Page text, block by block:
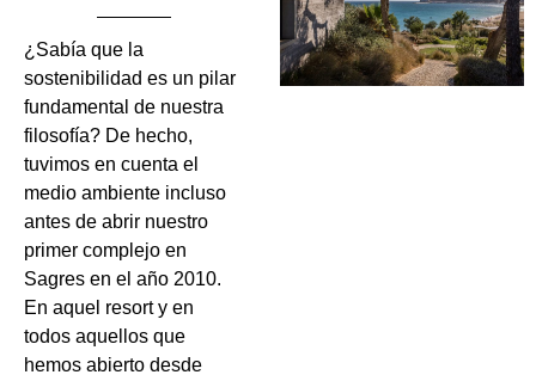
¿Sabía que la
sostenibilidad es un pilar
fundamental de nuestra
filosofía? De hecho,
tuvimos en cuenta el
medio ambiente incluso
antes de abrir nuestro
primer complejo en
Sagres en el año 2010.
En aquel resort y en
todos aquellos que
hemos abierto desde